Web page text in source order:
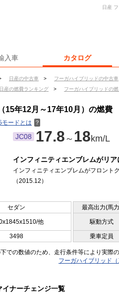
入車 カタログ
日産の中古車 > フーガハイブリッドの中古車
日産の燃費ランキング > フーガハイブリッドの
日産
15年12月～17年10月）の燃費
ードとは ？
JC08 17.8 ～ 18km/L
インフィニティエンブレムがリア
インフィニティエンブレムがフロント
（2015.12）
セダン 最高出力(馬
他 駆動方式
3498 乗車定員
での数値のため、走行条件等により実際
フーガハイブリッド
イナーチェンジ一覧